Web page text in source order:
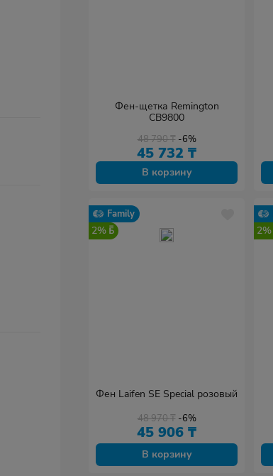
Фен-щетка Remington
CB9800
48 790₸ -6%
45 732 ₸
В корзину
Family
2%
Фен Laifen SE Special розовый
48 970₸ -6%
45 906 ₸
В корзину
2%